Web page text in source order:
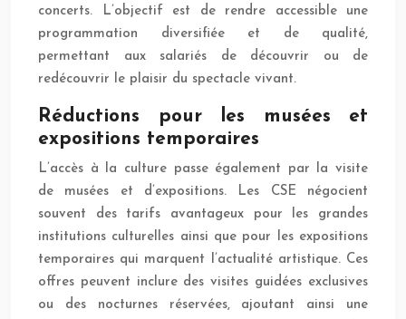
concerts. L’objectif est de rendre accessible une
programmation diversifiée et de qualité,
permettant aux salariés de découvrir ou de
redécouvrir le plaisir du spectacle vivant.
Réductions pour les musées et
expositions temporaires
L’accès à la culture passe également par la visite
de musées et d’expositions. Les CSE négocient
souvent des tarifs avantageux pour les grandes
institutions culturelles ainsi que pour les expositions
temporaires qui marquent l’actualité artistique. Ces
offres peuvent inclure des visites guidées exclusives
ou des nocturnes réservées, ajoutant ainsi une